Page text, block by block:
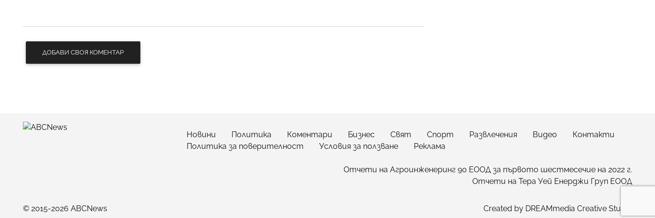
ДОБАВИ СВОЯ КОМЕНТАР
Новини Политика Коментари Бизнес Свят Спорт Развлечения Видео
Контакти
Политика за поверителност
Условия за ползване Реклама
Отчети на Агроинженеринг 90 ЕООД за първото шестмесечие на 2022 г.
Отчети на Тера Уей Енерджи Груп ЕООД
© 2015-2026 ABCNews Created by DREAMmedia Creative Studio